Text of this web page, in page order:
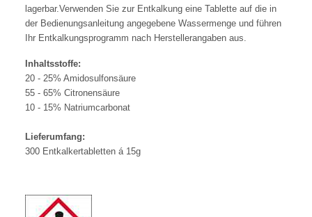
lagerbar.Verwenden Sie zur Entkalkung eine Tablette auf die in
der Bedienungsanleitung angegebene Wassermenge und führen
Ihr Entkalkungsprogramm nach Herstellerangaben aus.
Inhaltsstoffe:
20 - 25% Amidosulfonsäure
55 - 65% Citronensäure
10 - 15% Natriumcarbonat
Lieferumfang:
300 Entkalkertabletten á 15g